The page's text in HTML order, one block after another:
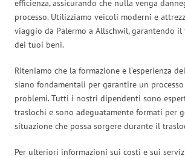
efficienza, assicurando che nulla venga
processo. Utilizziamo veicoli moderni e
viaggio da Palermo a Allschwil, garantendo
dei tuoi beni.
Riteniamo che la formazione e l’esperienza
siano fondamentali per garantire un
problemi. Tutti i nostri dipendenti sono
traslochi e sono adeguatamente formati per
situazione che possa sorgere durante il
Per ulteriori informazioni sui costi e sui